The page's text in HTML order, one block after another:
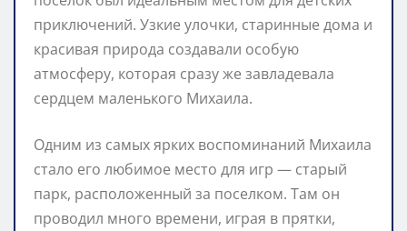
приключений. Узкие улочки, старинные дома и
красивая природа создавали особую
атмосферу, которая сразу же завладевала
сердцем маленького Михаила.
Одним из самых ярких воспоминаний Михаила
стало его любимое место для игр — старый
парк, расположенный за поселком. Там он
проводил много времени, играя в прятки,